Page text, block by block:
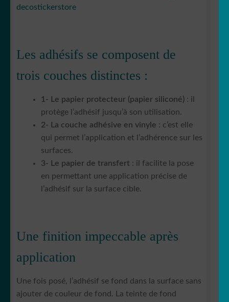
decostickerstore
Les adhésifs se composent de
trois couches distinctes :
1- Le papier protecteur (papier siliconé) : il
protège l’adhésif jusqu’à son utilisation.
2- La couche adhésive en vinyle : c’est elle
qui permet l’application et l’adhérence sur les
surfaces.
3- Le papier de transfert : il facilite la pose
en permettant une application précise de
l’adhésif sur la surface cible.
Une finition impeccable après
application
Une fois posé, l’adhésif se fond dans la surface sans
ajouter de couleur de fond. La teinte de fond